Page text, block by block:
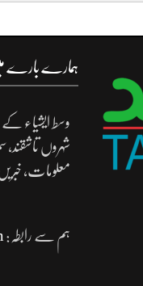
ہمارے بارے
وسط ایشیاء
شہروں
معلومات،
ہم سے رابطہ: